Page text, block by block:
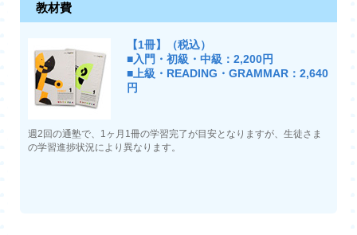
教材費
【1冊】（税込）
■入門・初級・中級：2,200円
■上級・READING・GRAMMAR：2,640
円
週2回の通塾で、1ヶ月1冊の学習完了が目安となりますが、生徒さま
の学習進捗状況により異なります。